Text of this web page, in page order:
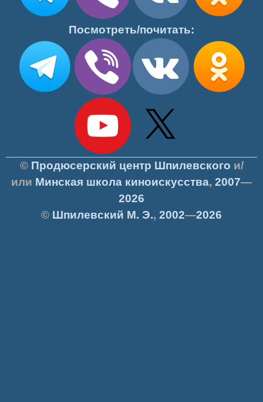
Посмотреть/почитать:
© Продюсерский центр Шпилевского и/
или Минская школа киноискусства, 2007—
2026
© Шпилевский М. Э., 2002—2026